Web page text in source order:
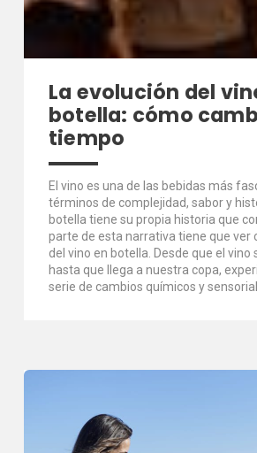
La evolución del
botella: cómo
tiempo
El vino es una de las bebidas más
términos de complejidad, sabor y
botella tiene su propia historia que
parte de esta narrativa tiene que ver
del vino en botella. Desde que el vino
hasta que llega a nuestra copa,
serie de cambios químicos y